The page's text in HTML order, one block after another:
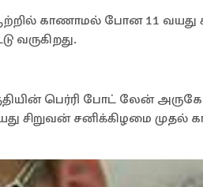
ஆற்றில் காணாமல் போன 11 வயது
வருகிறது.
பெர்ரி போட் லேன்
சிறுவன் சனிக்கிழமை முதல்